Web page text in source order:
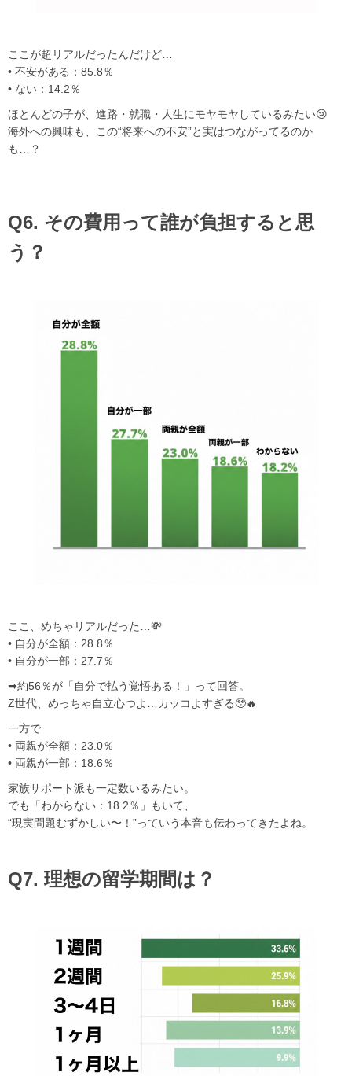
ここが超リアルだったんだけど…
• 不安がある：85.8％
• ない：14.2％
ほとんどの子が、進路・就職・人生にモヤモヤしているみたい😢
海外への興味も、この“将来への不安”と実はつながってるのか
も…？
Q6. その費用って誰が負担すると思
う？
ここ、めちゃリアルだった…💸
• 自分が全額：28.8％
• 自分が一部：27.7％
➡約56％が「自分で払う覚悟ある！」って回答。
Z世代、めっちゃ自立心つよ…カッコよすぎる🥹🔥
一方で
• 両親が全額：23.0％
• 両親が一部：18.6％
家族サポート派も一定数いるみたい。
でも「わからない：18.2％」もいて、
“現実問題むずかしい〜！”っていう本音も伝わってきたよね。
Q7. 理想の留学期間は？